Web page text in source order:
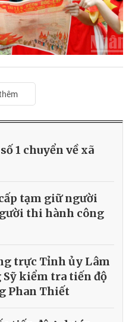
1 chuyển về xã
tạm giữ người
thi hành công
trực Tỉnh ủy Lâm
kiểm tra tiến độ
Phan Thiết